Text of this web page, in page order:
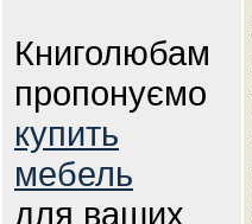
Книголюбам
пропонуємо
купить
мебель
для ваших